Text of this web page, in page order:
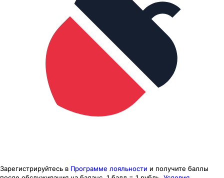
Зарегистрируйтесь в Программе лояльности и получите баллы